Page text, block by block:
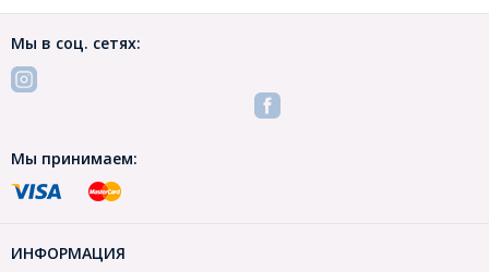
Мы в соц. сетях:
Мы принимаем:
ИНФОРМАЦИЯ